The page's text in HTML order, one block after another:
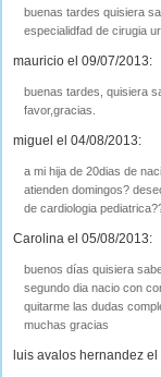
buenas tardes quisiera
especialidfad de cirugia
mauricio el 09/07/2013:
buenas tardes, quisiera
favor,gracias.
miguel el 04/08/2013:
a mi hija de 20dias de
atienden domingos?
de cardiologia
Carolina el 05/08/2013:
buenos días quisiera
segundo dia nacio con
quitarme las dudas
muchas gracias
luis avalos hernandez